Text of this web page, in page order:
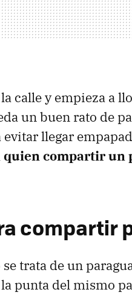
calle y empieza a
un buen rato de
llegar
quien compartir un
compartir
trata de un
punta del mismo